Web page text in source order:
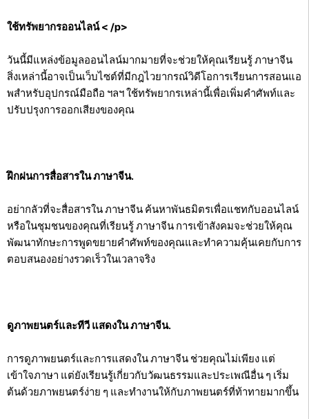
ใช้ทรัพยากรออนไลน์< /p>
วันนี้มีแหล่งข้อมูลออนไลน์มากมายที่จะช่วยให้คุณเรียนรู้ ภาษาจีน
สิ่งเหล่านี้อาจเป็นเว็บไซต์ที่มีกฎไวยากรณ์วิดีโอการเรียนการสอนแอ
พสำหรับอุปกรณ์มือถือ ฯลฯ ใช้ทรัพยากรเหล่านี้เพื่อเพิ่มคำศัพท์และ
ปรับปรุงการออกเสียงของคุณ
ฝึกฝนการสื่อสารใน ภาษาจีน.
อย่ากลัวที่จะสื่อสารใน ภาษาจีน ค้นหาพันธมิตรเพื่อแชทกับออนไลน์
หรือในชุมชนของคุณที่เรียนรู้ ภาษาจีน การเข้าสังคมจะช่วยให้คุณ
พัฒนาทักษะการพูดขยายคำศัพท์ของคุณและทำความคุ้นเคยกับการ
ตอบสนองอย่างรวดเร็วในเวลาจริง
ดูภาพยนตร์และทีวี แสดงใน ภาษาจีน.
การดูภาพยนตร์และการแสดงใน ภาษาจีน ช่วยคุณไม่เพียง แต่
เข้าใจภาษา แต่ยังเรียนรู้เกี่ยวกับวัฒนธรรมและประเพณีอื่น ๆ เริ่ม
ต้นด้วยภาพยนตร์ง่าย ๆ และทำงานให้กับภาพยนตร์ที่ท้าทายมากขึ้น